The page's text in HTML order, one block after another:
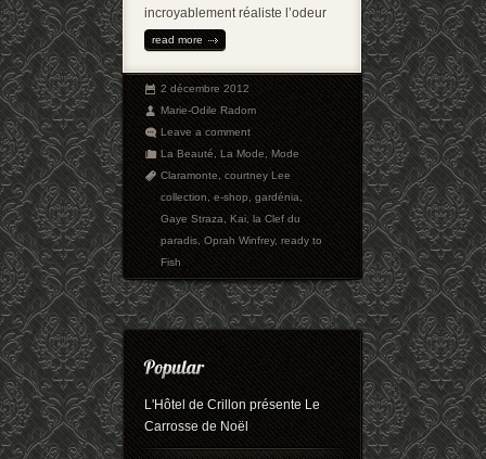
incroyablement réaliste l’odeur
read more
2 décembre 2012
Marie-Odile Radom
Leave a comment
La Beauté,La Mode,Mode
Claramonte,courtney Lee
collection,e-shop,gardénia,
Gaye Straza,Kai,la Clef du
paradis,Oprah Winfrey,ready to
Fish
L'Hôtel de Crillon présente Le
Carrosse de Noël